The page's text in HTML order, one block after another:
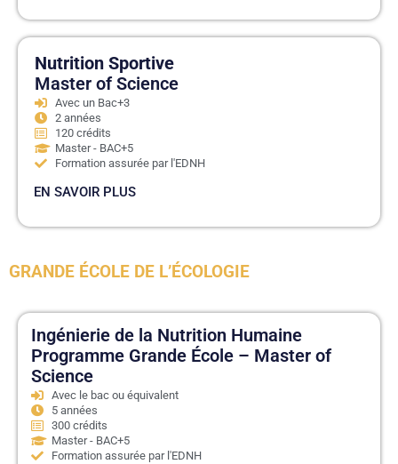
Nutrition Sportive
Master of Science
Avec un Bac+3
2 années
120 crédits
Master - BAC+5
Formation assurée par l'EDNH
EN SAVOIR PLUS
GRANDE ÉCOLE DE L’ÉCOLOGIE
Ingénierie de la Nutrition Humaine
Programme Grande École – Master of
Science
Avec le bac ou équivalent
5 années
300 crédits
Master - BAC+5
Formation assurée par l'EDNH